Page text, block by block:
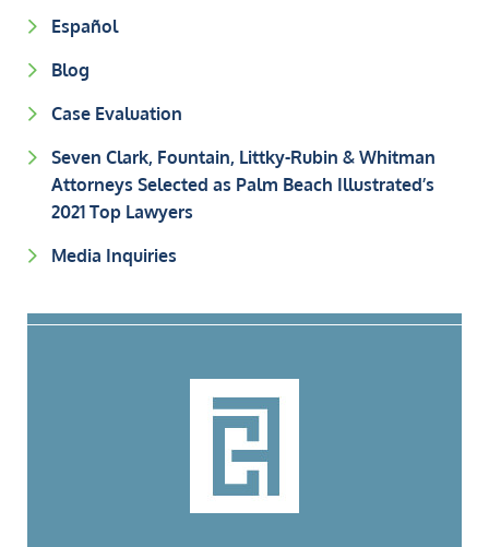
Español
Blog
Case Evaluation
Seven Clark, Fountain, Littky-Rubin & Whitman
Attorneys Selected as Palm Beach Illustrated’s
2021 Top Lawyers
Media Inquiries